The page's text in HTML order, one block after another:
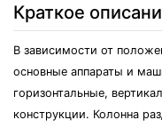
Краткое
В зависимости от
основные аппараты и
горизонтальные,
конструкции. Колонна